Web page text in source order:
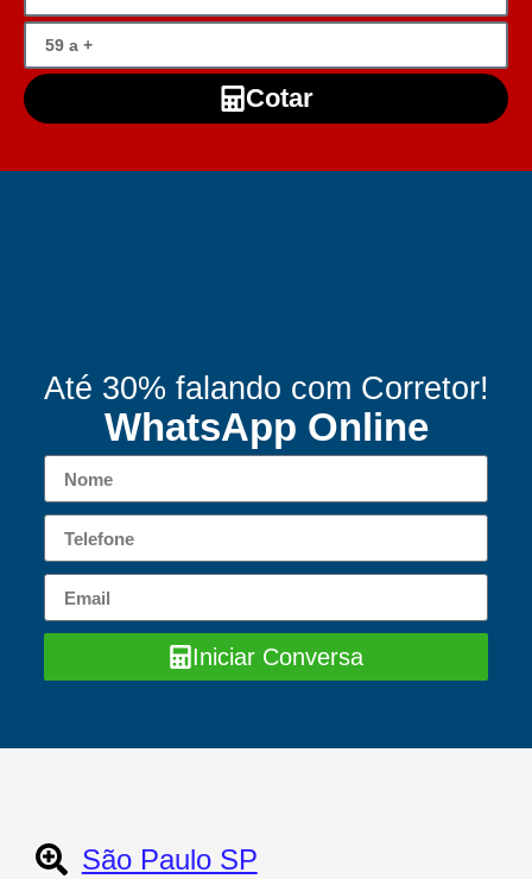
Cotar
Até 30% falando com Corretor!
WhatsApp Online
Iniciar Conversa
São Paulo SP